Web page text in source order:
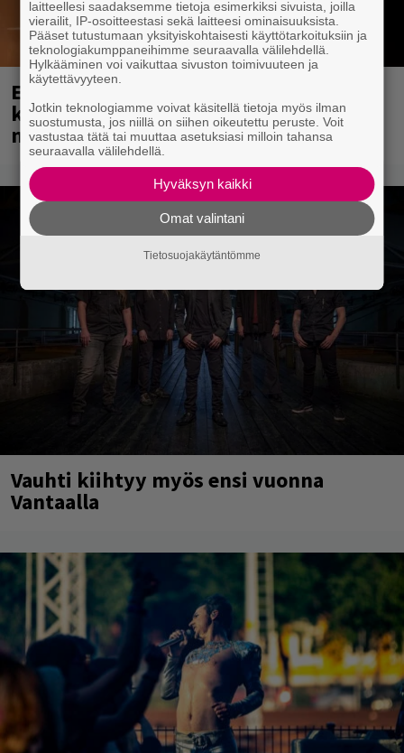
Eppu Normaali soitti viimeisen
konserttinsa koskaan – Yle Areenassa
nyt dokumentti bändistä
Vauhti kiihtyy myös ensi vuonna
Vantaalla
laitteellesi saadaksemme tietoja esimerkiksi sivuista, joilla
vierailit, IP-osoitteestasi sekä laitteesi ominaisuuksista.
Pääset tutustumaan yksityiskohtaisesti käyttötarkoituksiin ja
teknologiakumppaneihimme seuraavalla välilehdellä.
Hylkääminen voi vaikuttaa sivuston toimivuuteen ja
käytettävyyteen.
Jotkin teknologiamme voivat käsitellä tietoja myös ilman
suostumusta, jos niillä on siihen oikeutettu peruste. Voit
vastustaa tätä tai muuttaa asetuksiasi milloin tahansa
seuraavalla välilehdellä.
Hyväksyn kaikki
Omat valintani
Tietosuojakäytäntömme